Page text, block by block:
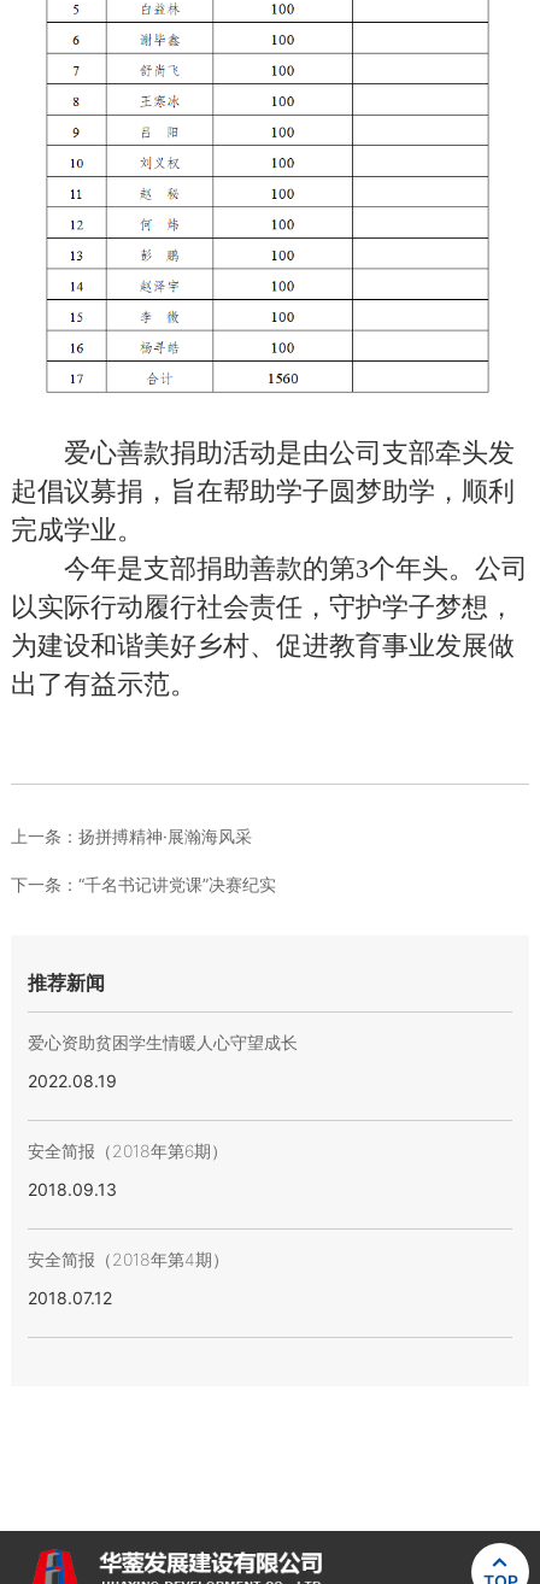
爱心善款捐助活动是由公司支部牵头发
起倡议募捐，旨在帮助学子圆梦助学，顺利
完成学业。
今年是支部捐助善款的第3个年头。公司
以实际行动履行社会责任，守护学子梦想，
为建设和谐美好乡村、促进教育事业发展做
出了有益示范。
上一条： 扬拼搏精神·展瀚海风采
下一条： “千名书记讲党课”决赛纪实
推荐新闻
爱心资助贫困学生情暖人心守望成长
2022.08.19
安全简报（2018年第6期）
2018.09.13
安全简报（2018年第4期）
2018.07.12
